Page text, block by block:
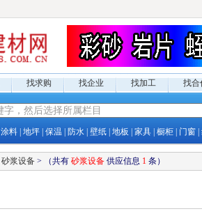
找求购 找企业 找加工 找合
涂料 地坪 保温 防水 壁纸 地板 家具 橱柜 门窗
砂浆设备 > （共有 砂浆设备 供应信息 1 条）